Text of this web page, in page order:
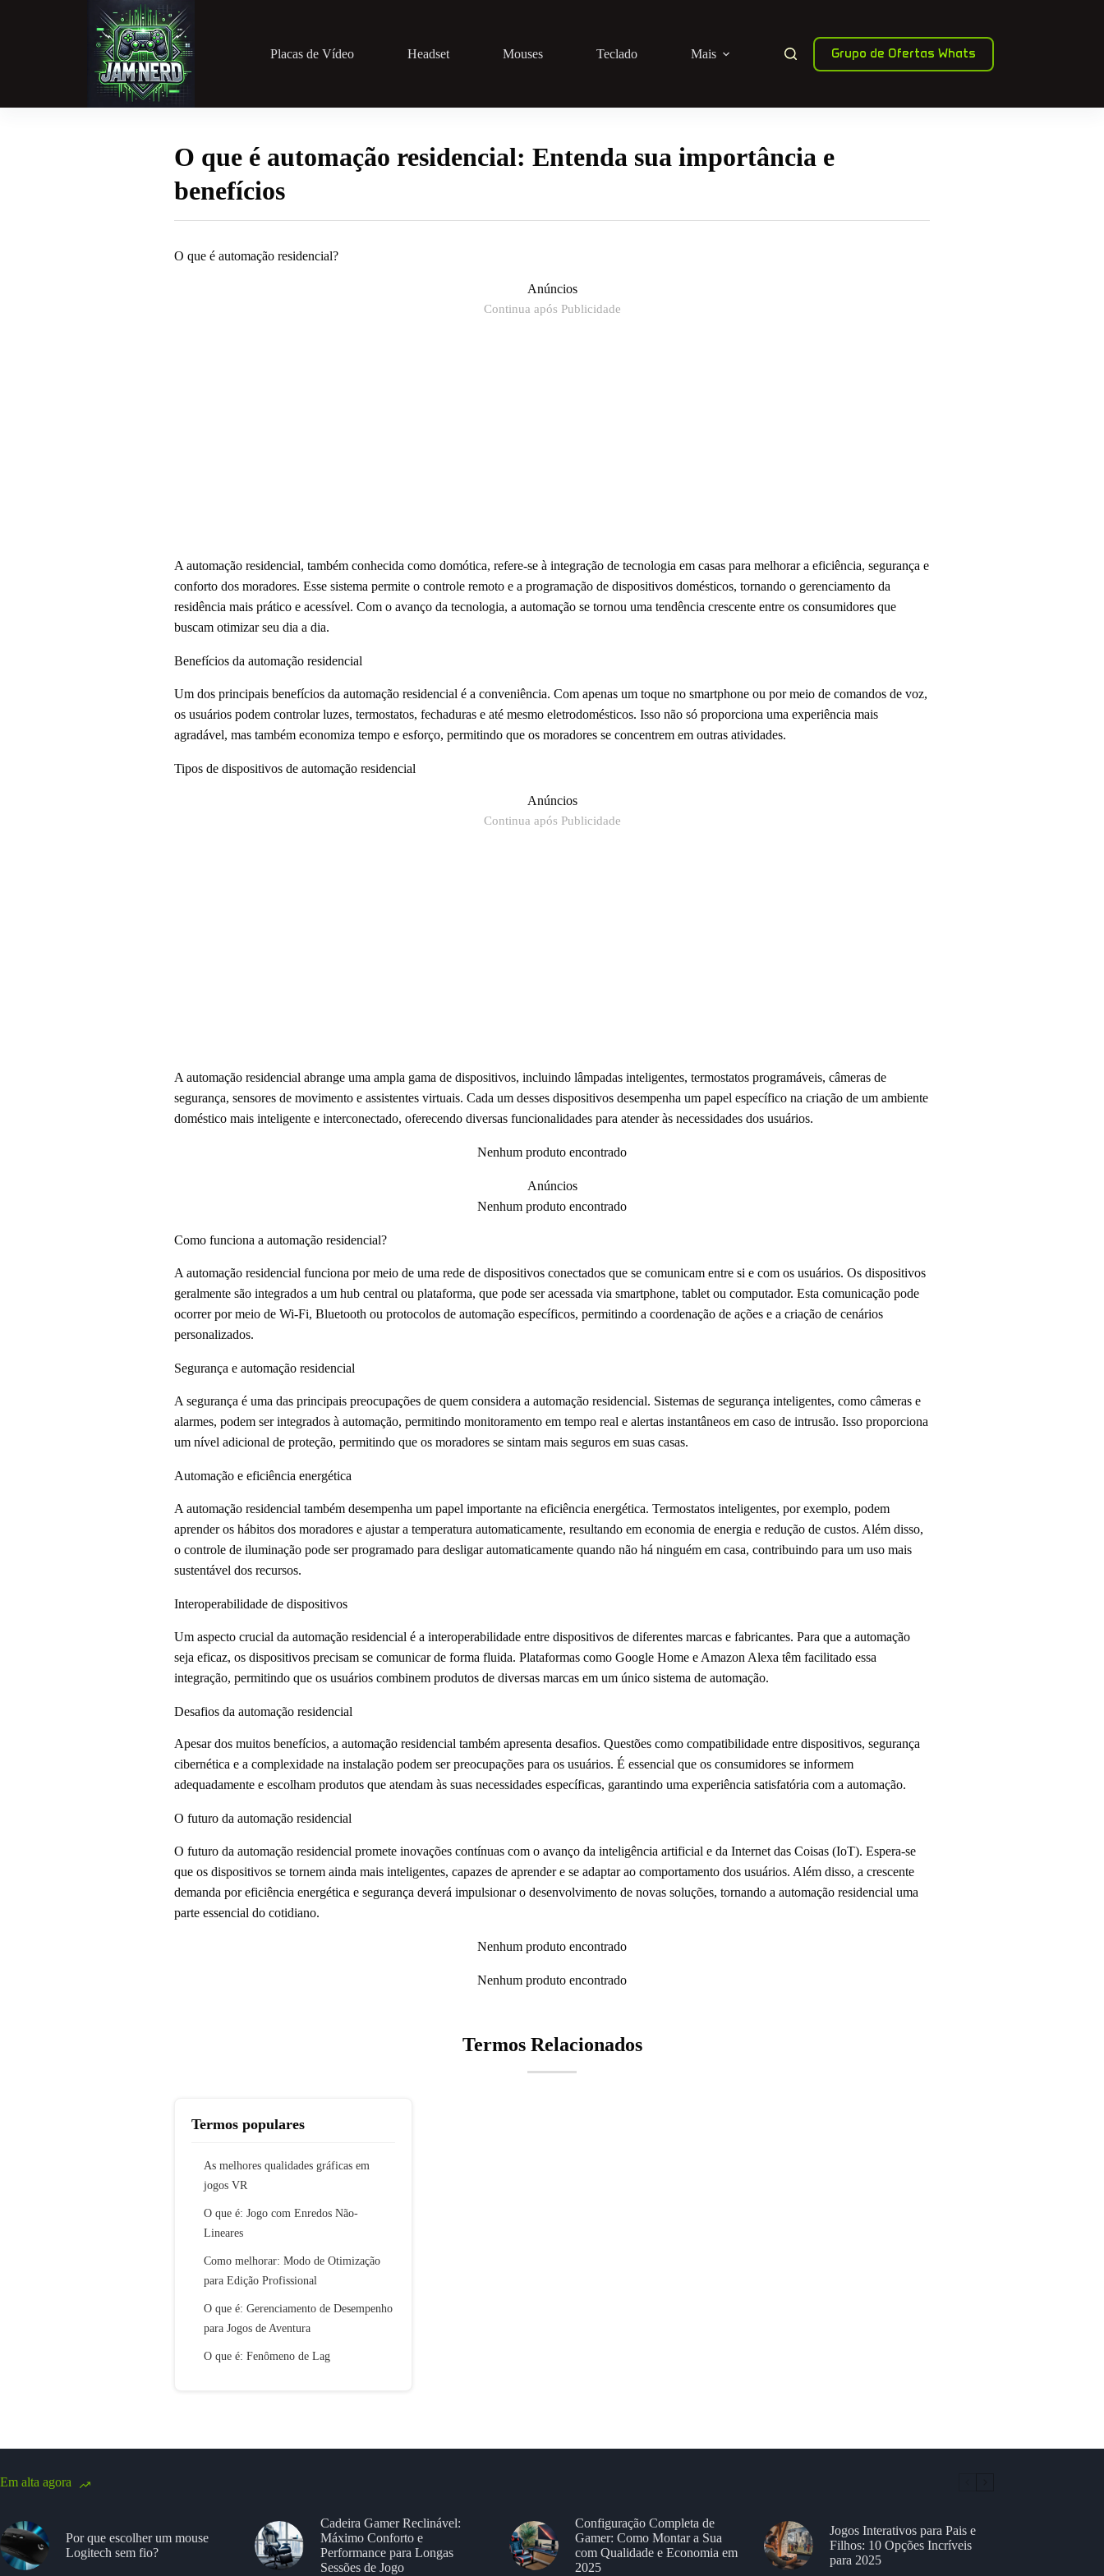
Placas de Vídeo Headset Mouses Teclado Mais Grupo de Ofertas Whats
O que é automação residencial: Entenda sua importância e
benefícios
O que é automação residencial?
Anúncios
Continua após Publicidade
A automação residencial, também conhecida como domótica, refere-se à integração de tecnologia em casas para melhorar a eficiência, segurança e
conforto dos moradores. Esse sistema permite o controle remoto e a programação de dispositivos domésticos, tornando o gerenciamento da
residência mais prático e acessível. Com o avanço da tecnologia, a automação se tornou uma tendência crescente entre os consumidores que
buscam otimizar seu dia a dia.
Benefícios da automação residencial
Um dos principais benefícios da automação residencial é a conveniência. Com apenas um toque no smartphone ou por meio de comandos de voz,
os usuários podem controlar luzes, termostatos, fechaduras e até mesmo eletrodomésticos. Isso não só proporciona uma experiência mais
agradável, mas também economiza tempo e esforço, permitindo que os moradores se concentrem em outras atividades.
Tipos de dispositivos de automação residencial
Anúncios
Continua após Publicidade
A automação residencial abrange uma ampla gama de dispositivos, incluindo lâmpadas inteligentes, termostatos programáveis, câmeras de
segurança, sensores de movimento e assistentes virtuais. Cada um desses dispositivos desempenha um papel específico na criação de um ambiente
doméstico mais inteligente e interconectado, oferecendo diversas funcionalidades para atender às necessidades dos usuários.
Nenhum produto encontrado
Anúncios
Nenhum produto encontrado
Como funciona a automação residencial?
A automação residencial funciona por meio de uma rede de dispositivos conectados que se comunicam entre si e com os usuários. Os dispositivos
geralmente são integrados a um hub central ou plataforma, que pode ser acessada via smartphone, tablet ou computador. Esta comunicação pode
ocorrer por meio de Wi-Fi, Bluetooth ou protocolos de automação específicos, permitindo a coordenação de ações e a criação de cenários
personalizados.
Segurança e automação residencial
A segurança é uma das principais preocupações de quem considera a automação residencial. Sistemas de segurança inteligentes, como câmeras e
alarmes, podem ser integrados à automação, permitindo monitoramento em tempo real e alertas instantâneos em caso de intrusão. Isso proporciona
um nível adicional de proteção, permitindo que os moradores se sintam mais seguros em suas casas.
Automação e eficiência energética
A automação residencial também desempenha um papel importante na eficiência energética. Termostatos inteligentes, por exemplo, podem
aprender os hábitos dos moradores e ajustar a temperatura automaticamente, resultando em economia de energia e redução de custos. Além disso,
o controle de iluminação pode ser programado para desligar automaticamente quando não há ninguém em casa, contribuindo para um uso mais
sustentável dos recursos.
Interoperabilidade de dispositivos
Um aspecto crucial da automação residencial é a interoperabilidade entre dispositivos de diferentes marcas e fabricantes. Para que a automação
seja eficaz, os dispositivos precisam se comunicar de forma fluida. Plataformas como Google Home e Amazon Alexa têm facilitado essa
integração, permitindo que os usuários combinem produtos de diversas marcas em um único sistema de automação.
Desafios da automação residencial
Apesar dos muitos benefícios, a automação residencial também apresenta desafios. Questões como compatibilidade entre dispositivos, segurança
cibernética e a complexidade na instalação podem ser preocupações para os usuários. É essencial que os consumidores se informem
adequadamente e escolham produtos que atendam às suas necessidades específicas, garantindo uma experiência satisfatória com a automação.
O futuro da automação residencial
O futuro da automação residencial promete inovações contínuas com o avanço da inteligência artificial e da Internet das Coisas (IoT). Espera-se
que os dispositivos se tornem ainda mais inteligentes, capazes de aprender e se adaptar ao comportamento dos usuários. Além disso, a crescente
demanda por eficiência energética e segurança deverá impulsionar o desenvolvimento de novas soluções, tornando a automação residencial uma
parte essencial do cotidiano.
Nenhum produto encontrado
Nenhum produto encontrado
Termos Relacionados
Termos populares
As melhores qualidades gráficas em
jogos VR
O que é: Jogo com Enredos Não-
Lineares
Como melhorar: Modo de Otimização
para Edição Profissional
O que é: Gerenciamento de Desempenho
para Jogos de Aventura
O que é: Fenômeno de Lag
Em alta agora
Por que escolher um mouse
Logitech sem fio?
Cadeira Gamer Reclinável:
Máximo Conforto e
Performance para Longas
Sessões de Jogo
Configuração Completa de
Gamer: Como Montar a Sua
com Qualidade e Economia em
2025
Jogos Interativos para Pais e
Filhos: 10 Opções Incríveis
para 2025